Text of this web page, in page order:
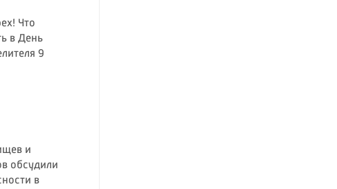
Что
в День
9
и
обсудили
в